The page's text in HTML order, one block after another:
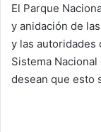
El Parque
y anidación de
y las autoridades
Sistema
desean que esto